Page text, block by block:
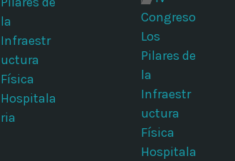
la
Infraestr
uctura
Física
Hospitala
ria
Congreso
Los
Pilares de
la
Infraestr
uctura
Física
Hospitala